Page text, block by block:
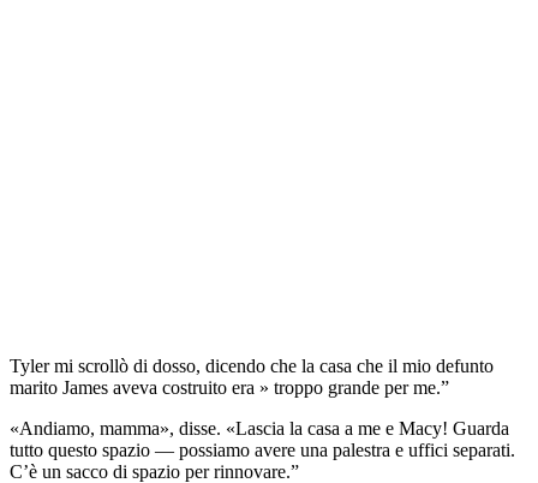
Tyler mi scrollò di dosso, dicendo che la casa che il mio defunto
marito James aveva costruito era » troppo grande per me.”
«Andiamo, mamma», disse. «Lascia la casa a me e Macy! Guarda
tutto questo spazio — possiamo avere una palestra e uffici separati.
C’è un sacco di spazio per rinnovare.”